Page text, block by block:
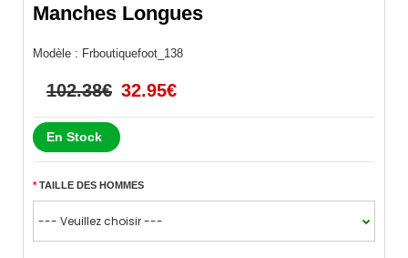
Manches Longues
Modèle : Frboutiquefoot_138
102.38€ 32.95€
En Stock
TAILLE DES HOMMES